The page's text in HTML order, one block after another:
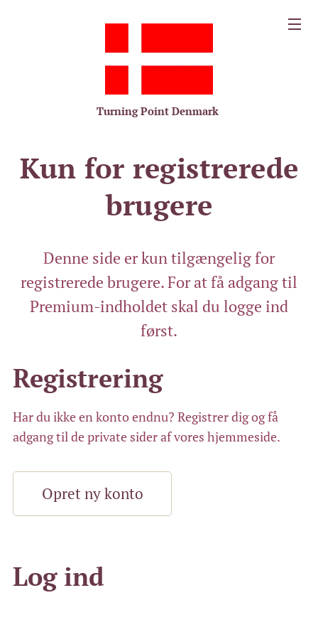
Turning Point Denmark
Kun for registrerede
brugere
Denne side er kun tilgængelig for
registrerede brugere. For at få adgang til
Premium-indholdet skal du logge ind
først.
Registrering
Har du ikke en konto endnu? Registrer dig og få
adgang til de private sider af vores hjemmeside.
Opret ny konto
Log ind